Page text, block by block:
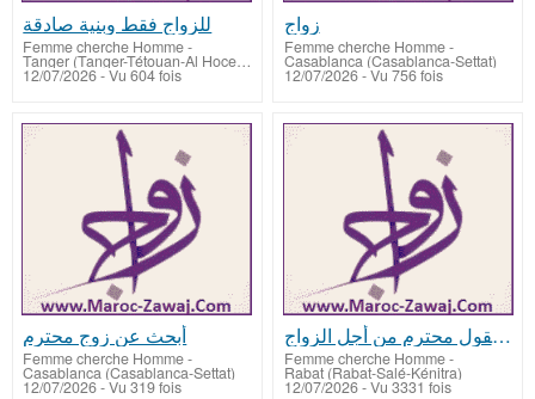
للزواج فقط وبنية صادقة
Femme cherche Homme-
Tanger‎ (Tanger-Tétouan-Al Hoceïma)
12/07/2026 - Vu 604 fois
زواج
Femme cherche Homme-
Casablanca (Casablanca-Settat)
12/07/2026 - Vu 756 fois
أبحث عن زوج محترم
Femme cherche Homme-
Casablanca (Casablanca-Settat)
12/07/2026 - Vu 319 fois
ولد الناس معقول محترم من أجل الزواج
Femme cherche Homme-
Rabat (Rabat-Salé-Kénitra)
12/07/2026 - Vu 3331 fois